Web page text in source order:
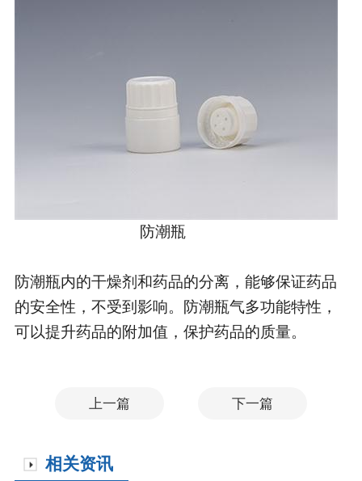
防潮瓶
防潮瓶内的干燥剂和药品的分离，能够保证药品
的安全性，不受到影响。防潮瓶气多功能特性，
可以提升药品的附加值，保护药品的质量。
上一篇 下一篇
相关资讯